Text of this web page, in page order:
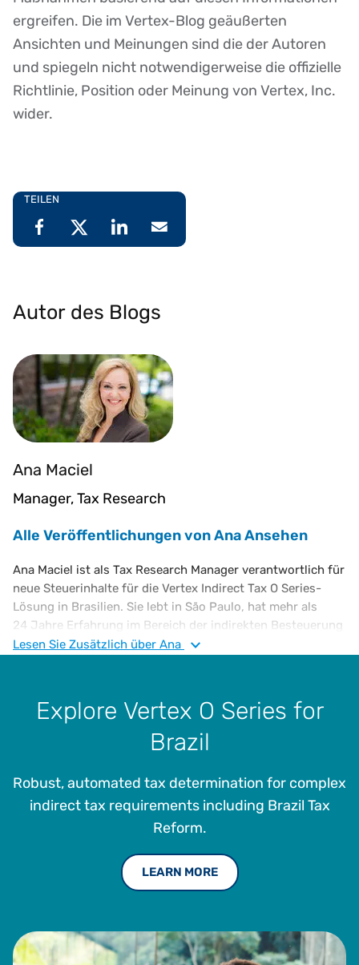
ergreifen. Die im Vertex-Blog geäußerten
Ansichten und Meinungen sind die der Autoren
und spiegeln nicht notwendigerweise die offizielle
Richtlinie, Position oder Meinung von Vertex, Inc.
wider.
TEILEN
Autor des Blogs
Ana Maciel
Manager, Tax Research
Alle Veröffentlichungen von Ana Ansehen
Ana Maciel ist als Tax Research Manager verantwortlich für
neue Steuerinhalte für die Vertex Indirect Tax O Series-
Lösung in Brasilien. Sie lebt in São Paulo, hat mehr als
24 Jahre Erfahrung im Bereich der indirekten Besteuerung
in Brasilien und arbeitet seit über 11 Jahren bei Vertex.
Maciel hat einen B.S. in Jura und einen B.S. in
Betriebswirtschaft sowie einen Abschluss im Bereich
internationaler Handel von der Universidade Paulista.
Lesen Sie Zusätzlich über Ana
Explore Vertex O Series for
Brazil
Robust, automated tax determination for complex
indirect tax requirements including Brazil Tax
Reform.
LEARN MORE